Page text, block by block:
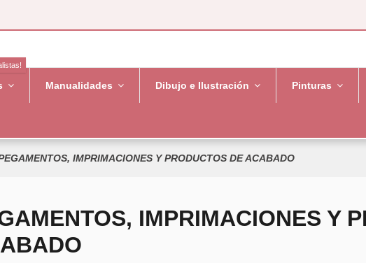
Manualidades Dibujo e Ilustración Pinturas
IMPRIMACIONES Y PRODUCTOS DE ACABADO
IMPRIMACIONES Y